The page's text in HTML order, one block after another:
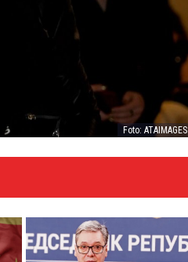
Foto: ATAIMAGES